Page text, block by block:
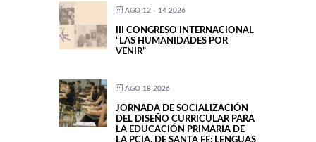
AGO 12 - 14 2026
III CONGRESO INTERNACIONAL
“LAS HUMANIDADES POR
VENIR”
AGO 18 2026
JORNADA DE SOCIALIZACIÓN
DEL DISEÑO CURRICULAR PARA
LA EDUCACIÓN PRIMARIA DE
LA PCIA. DE SANTA FE: LENGUAS